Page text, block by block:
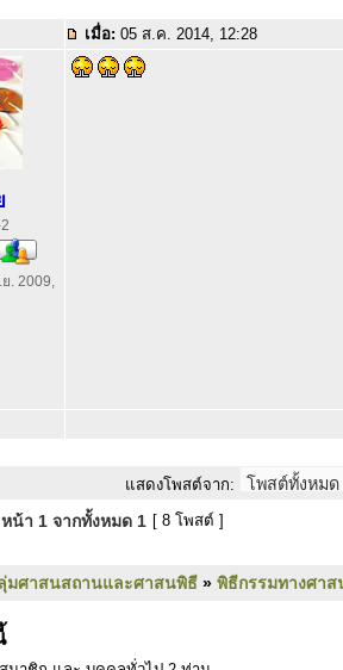
เมื่อ: 05 ส.ค. 2014, 12:28
. 2009,
แสดงโพสต์จาก:
หน้า 1 จากทั้งหมด 1 [ 8 โพสต์ ]
มศาสนสถานและศาสนพิธี » พิธีกรรมทางศา